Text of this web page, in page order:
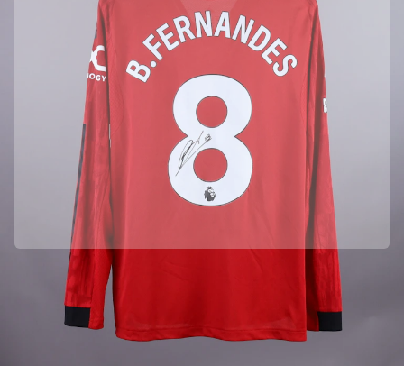
Oficialmente em parceria com Manchester United
Recebemos este produto diretamente de Manchester United para
garantir sua autenticidade.